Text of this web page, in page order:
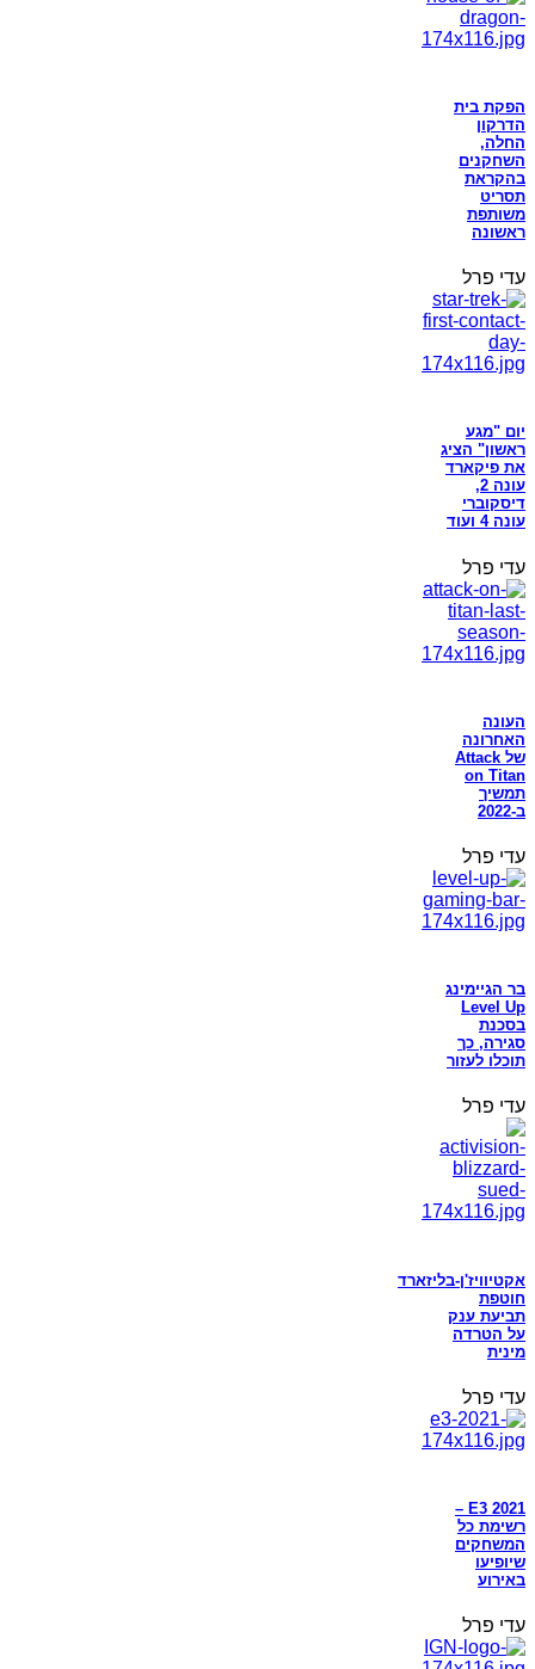
הפקת בית
הדרקון
החלה,
השחקנים
בהקראת
תסריט
משותפת
ראשונה
עדי פרל
יום "מגע
ראשון" הציג
את פיקארד
עונה 2,
דיסקוברי
עונה 4 ועוד
עדי פרל
העונה
האחרונה
של Attack
on Titan
תמשיך
ב-2022
עדי פרל
בר הגיימינג
Level Up
בסכנת
סגירה, כך
תוכלו לעזור
עדי פרל
אקטיוויז'ן-בליזארד
חוטפת
תביעת ענק
על הטרדה
מינית
עדי פרל
E3 2021 –
רשימת כל
המשחקים
שיופיעו
באירוע
עדי פרל